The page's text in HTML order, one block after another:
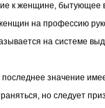
к женщине, бытующее
на профессию
на системе
последнее значение
но следует